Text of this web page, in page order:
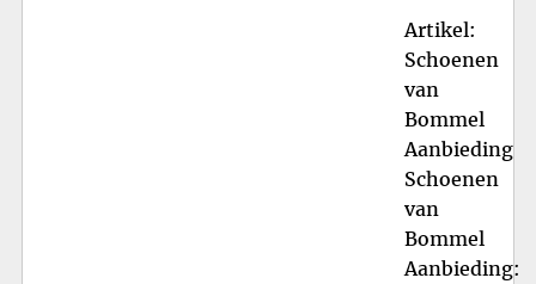
Artikel:
Schoenen
van
Bommel
Aanbieding
Schoenen
van
Bommel
Aanbieding: